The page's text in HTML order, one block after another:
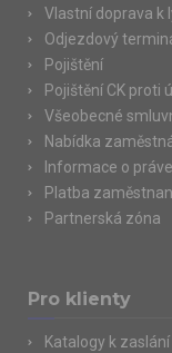
Vlastní doprava k
Odjezdový
Pojištění
Pojištění CK proti
Všeobecné
Nabídka
Informace o
Platba
Partnerská zóna
Pro klienty
Katalogy k zaslání